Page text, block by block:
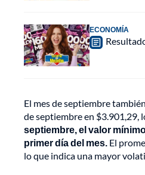
ECONOMÍA
El mes de septiembre
de septiembre en $3.901,29,
septiembre, el valor
primer día del mes. El
lo que indica una mayor